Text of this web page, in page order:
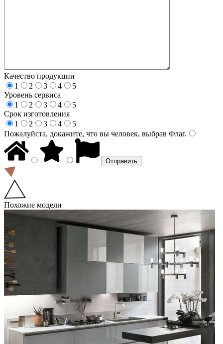
Качество продукции
1
2 3 4
5
Уровень сервиса
1
2 3 4
5
Срок изготовления
1
2 3 4
5
Пожалуйста, докажите, что вы человек, выбрав Флаг.
Похожие модели